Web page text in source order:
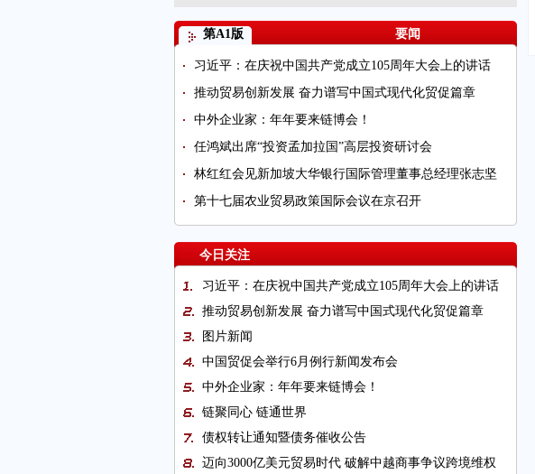
第A1版 要闻
习近平：在庆祝中国共产党成立105周年大会上的讲话
推动贸易创新发展 奋力谱写中国式现代化贸促篇章
中外企业家：年年要来链博会！
任鸿斌出席“投资孟加拉国”高层投资研讨会
林红红会见新加坡大华银行国际管理董事总经理张志坚
第十七届农业贸易政策国际会议在京召开
今日关注
习近平：在庆祝中国共产党成立105周年大会上的讲话
推动贸易创新发展 奋力谱写中国式现代化贸促篇章
图片新闻
中国贸促会举行6月例行新闻发布会
中外企业家：年年要来链博会！
链聚同心 链通世界
债权转让通知暨债务催收公告
迈向3000亿美元贸易时代 破解中越商事争议跨境维权